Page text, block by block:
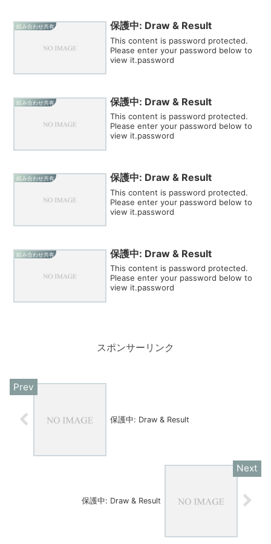
組み合わせ共有 保護中: Draw & Result
This content is password protected.
Please enter your password below to
view it.password
組み合わせ共有 保護中: Draw & Result
This content is password protected.
Please enter your password below to
view it.password
組み合わせ共有 保護中: Draw & Result
This content is password protected.
Please enter your password below to
view it.password
組み合わせ共有 保護中: Draw & Result
This content is password protected.
Please enter your password below to
view it.password
スポンサーリンク
保護中: Draw & Result
保護中: Draw & Result